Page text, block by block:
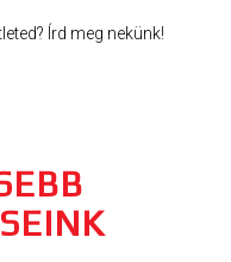
Írd meg nekünk!